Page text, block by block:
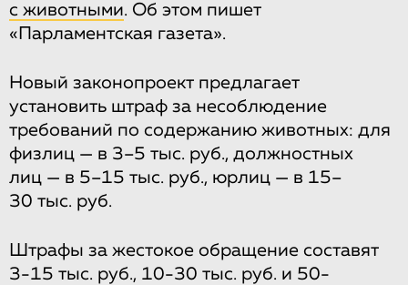
с животными. Об этом пишет
«Парламентская газета».
Новый законопроект предлагает
установить штраф за несоблюдение
требований по содержанию животных: для
физлиц — в 3–5 тыс. руб., должностных
лиц — в 5–15 тыс. руб., юрлиц — в 15–
30 тыс. руб.
Штрафы за жестокое обращение составят
3-15 тыс. руб., 10-30 тыс. руб. и 50-